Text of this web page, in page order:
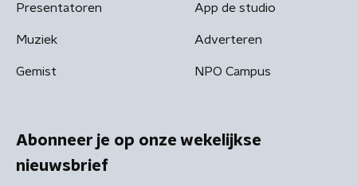
Presentatoren
Muziek
Gemist
App de studio
Adverteren
NPO Campus
Abonneer je op onze wekelijkse
nieuwsbrief